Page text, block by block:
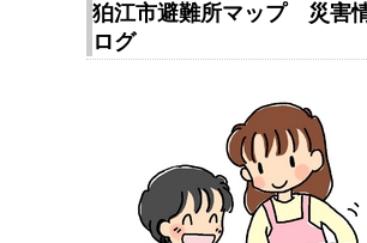
狛江市避難所マップ 災害
ログ